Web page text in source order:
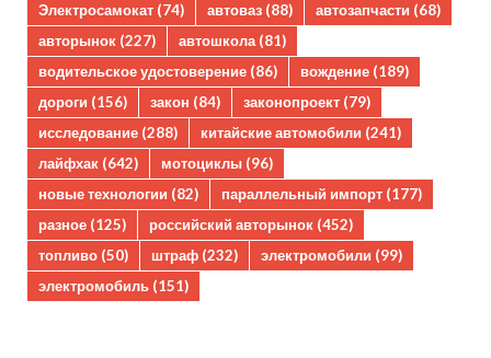
Электросамокат (74) автоваз (88) автозапчасти (68)
авторынок (227) автошкола(81)
водительское удостоверение (86) вождение (189)
дороги (156) закон (84) законопроект (79)
исследование (288) китайские автомобили (241)
лайфхак (642) мотоциклы (96)
новые технологии (82) параллельный импорт (177)
разное (125) российский авторынок (452)
топливо (50) штраф (232) электромобили (99)
электромобиль (151)